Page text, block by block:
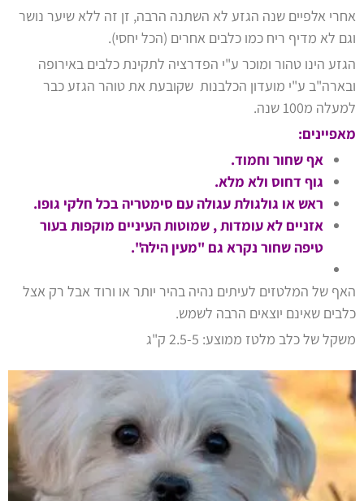
אחרי אלפיים שנה הגזע לא השתנה הרבה, זן זה ללא שיער נושר
וגם לא מדיף ריח כמו כלבים אחרים (הכל יחסי).
הגזע הינו טהור ומוכר ע"י הפדרציה לתקינת כלבים באירופה
ובארה"ב ע"י מועדון הכלבנות שקובעת את טוהר הגזע כבר
למעלה מ100 שנה.
מאפיינים:
אף שחור וחמוד.
גוף דחוס ולא מלא.
ראש או גולגולת עגולה עם סימטריה בכל חלקי גופו.
אזניים לא עומדות , שמוטות העיניים מוקפות בעור
טיפה שחור נקרא גם "מעין הילה".
האף של המלטזים לעיתים נהיה בהיר יותר או ורוד אבל רק אצל
כלבים שאינם יוצאים הרבה לשמש.
משקל של כלב מלטז ממוצע: 2.5-5 ק"ג